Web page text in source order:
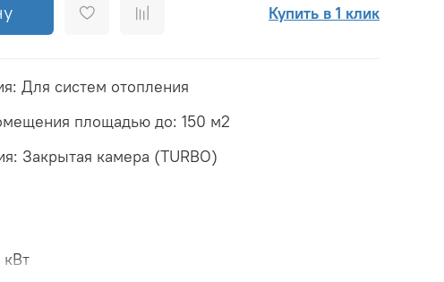
Купить в 1 клик
Для систем отопления
площадью до: 150 м2
Закрытая камера (TURBO)